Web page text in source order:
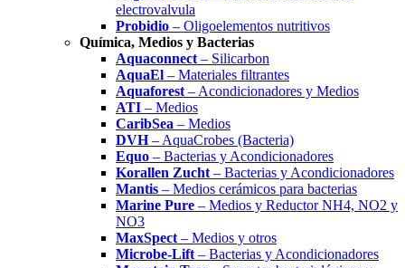
electrovalvula
Probidio – Oligoelementos nutritivos
Química, Medios y Bacterias
Aquaconnect – Silicarbon
AquaEl – Materiales filtrantes
Aquaforest – Acondicionadores y Medios
ATI – Medios
CaribSea – Medios
DVH– AquaCrobes (Bacteria)
Equo – Bacterias y Acondicionadores
Korallen Zucht – Bacterias y Acondicionadores
Mantis – Medios cerámicos para bacterias
Marine Pure – Medios y Reductor NH4, NO2 y
NO3
MaxSpect – Medios y otros
Microbe-Lift – Bacterias y Acondicionadores